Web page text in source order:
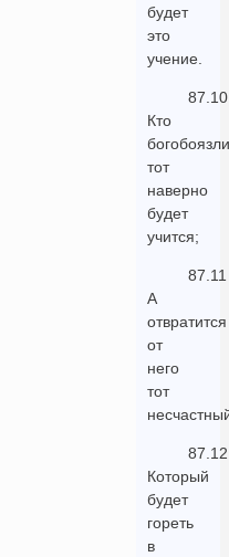
будет
это
учение.
87.10
Кто
тот
наверно
будет
учится;
87.11
А
отвратится
от
него
тот
87.12
Который
будет
гореть
в